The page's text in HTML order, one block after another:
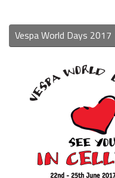
Vespa World Days 2017